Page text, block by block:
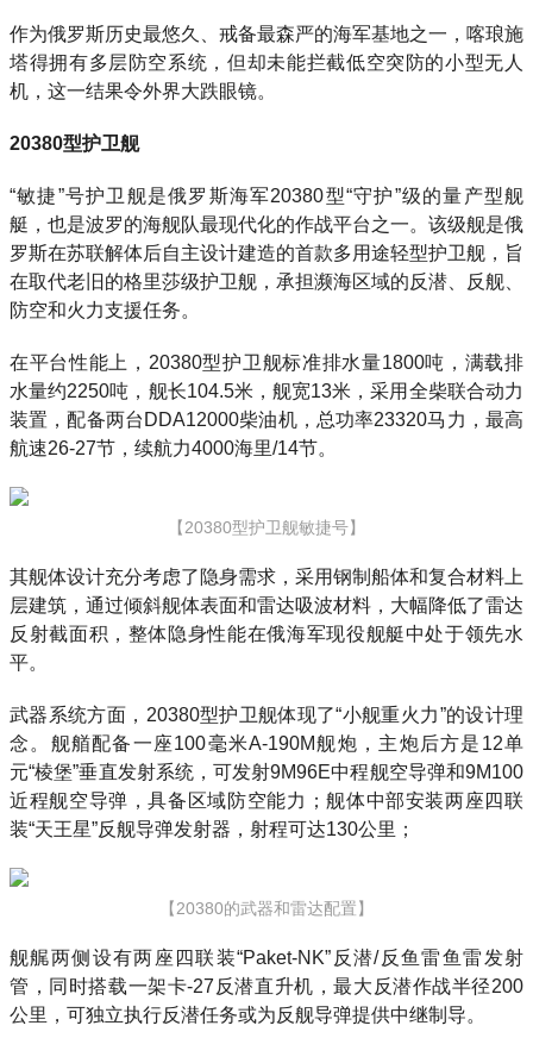
作为俄罗斯历史最悠久、戒备最森严的海军基地之一，喀琅施
塔得拥有多层防空系统，但却未能拦截低空突防的小型无人
机，这一结果令外界大跌眼镜。
20380型护卫舰
“敏捷”号护卫舰是俄罗斯海军20380型“守护”级的量产型舰
艇，也是波罗的海舰队最现代化的作战平台之一。该级舰是俄
罗斯在苏联解体后自主设计建造的首款多用途轻型护卫舰，旨
在取代老旧的格里莎级护卫舰，承担濒海区域的反潜、反舰、
防空和火力支援任务。
在平台性能上，20380型护卫舰标准排水量1800吨，满载排
水量约2250吨，舰长104.5米，舰宽13米，采用全柴联合动力
装置，配备两台DDA12000柴油机，总功率23320马力，最高
航速26-27节，续航力4000海里/14节。
【20380型护卫舰敏捷号】
其舰体设计充分考虑了隐身需求，采用钢制船体和复合材料上
层建筑，通过倾斜舰体表面和雷达吸波材料，大幅降低了雷达
反射截面积，整体隐身性能在俄海军现役舰艇中处于领先水
平。
武器系统方面，20380型护卫舰体现了“小舰重火力”的设计理
念。舰艏配备一座100毫米A-190M舰炮，主炮后方是12单
元“棱堡”垂直发射系统，可发射9M96E中程舰空导弹和9M100
近程舰空导弹，具备区域防空能力；舰体中部安装两座四联
装“天王星”反舰导弹发射器，射程可达130公里；
【20380的武器和雷达配置】
舰艉两侧设有两座四联装“Paket-NK”反潜/反鱼雷鱼雷发射
管，同时搭载一架卡-27反潜直升机，最大反潜作战半径200
公里，可独立执行反潜任务或为反舰导弹提供中继制导。